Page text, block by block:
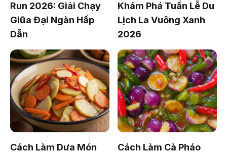
Run 2026: Giải Chạy
Giữa Đại Ngàn Hấp
Dẫn
Khám Phá Tuần Lễ Du
Lịch La Vuông Xanh
2026
Cách Làm Dưa Món
Cách Làm Cà Pháo